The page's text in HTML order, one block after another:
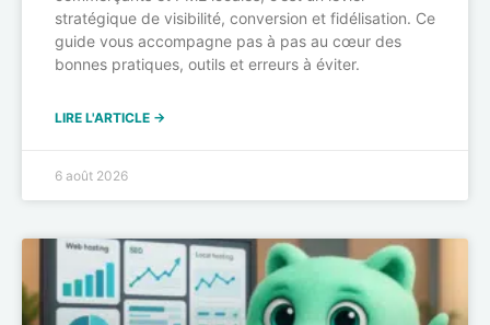
stratégique de visibilité, conversion et fidélisation. Ce
guide vous accompagne pas à pas au cœur des
bonnes pratiques, outils et erreurs à éviter.
LIRE L'ARTICLE →
6 août 2026